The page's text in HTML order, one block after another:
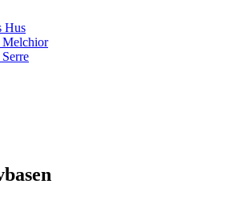
Hus
Melchior